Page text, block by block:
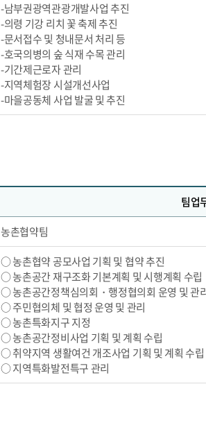
-남부권광역관광개발사업 추진
-의령 기강 리치 꽃 축제 추진
-문서접수 및 청내문서 처리 등
-호국의병의 숲 식재 수목 관리
-기간제근로자 관리
-지역체험장 시설개선사업
-마을공동체 사업 발굴 및 추진
팀업
농촌협약팀
○ 농촌협약 공모사업 기획 및 협약 추진
○ 농촌공간 재구조화 기본계획 및 시행계획 수립
○ 농촌공간정책심의회・행정협의회 운영 및 관
○ 주민협의체 및 협정 운영 및 관리
○ 농촌특화지구 지정
○ 농촌공간정비사업 기획 및 계획 수립
○ 취약지역 생활여건 개조사업 기획 및 계획 수립
○ 지역특화발전특구 관리